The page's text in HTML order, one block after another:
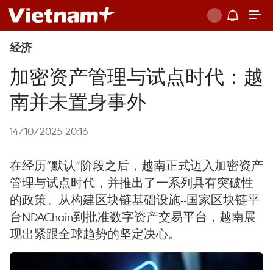
经济
加密资产管理与试点时代：越
南并未置身事外
14/10/2025 20:16
在经历“默认”阶段之后，越南正式迈入加密资产
管理与试点时代，并推出了一系列具有突破性
的政策。从构建区块链基础设施--国家区块链平
台NDAChain到批准数字资产交易平台，越南展
现出紧跟全球趋势的坚定决心。